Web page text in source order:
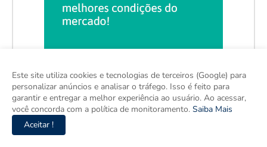
Este site utiliza cookies e tecnologias de terceiros (Google) para
personalizar anúncios e analisar o tráfego. Isso é feito para
garantir e entregar a melhor experiência ao usuário. Ao acessar,
você concorda com a política de monitoramento. Saiba Mais
Aceitar !